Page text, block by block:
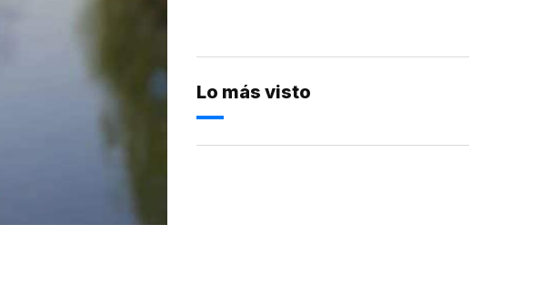
Lo más visto